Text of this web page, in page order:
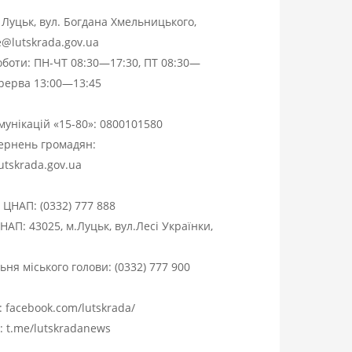
вул. Богдана Хмельницького,
ПН-ЧТ 08:30—17:30, ПТ 08:30—
13:00—13:45
«15-80»: 0800101580
громадян:
ЦНАП: (0332) 777 888
43025, м.Луцьк, вул.Лесі Українки,
міського голови: (0332) 777 900
facebook.com/lutskrada/
t.me/lutskradanews